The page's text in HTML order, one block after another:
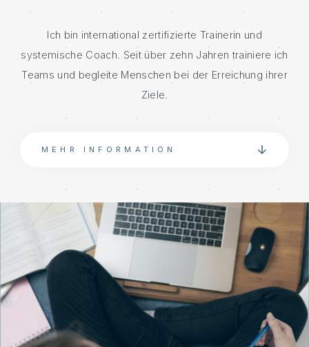
Ich bin international zertifizierte Trainerin und
systemische Coach. Seit über zehn Jahren trainiere ich
Teams und begleite Menschen bei der Erreichung ihrer
Ziele.
MEHR INFORMATION